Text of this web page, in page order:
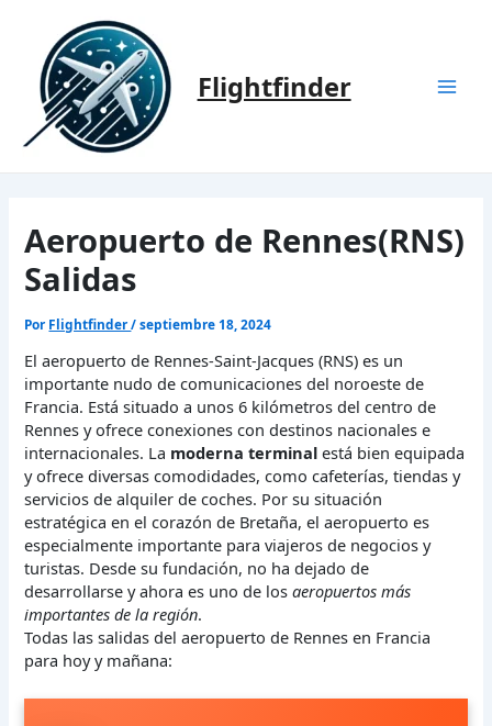
contenido
Flightfinder
Aeropuerto de Rennes(RNS)
Salidas
Por Flightfinder/septiembre 18, 2024
El aeropuerto de Rennes-Saint-Jacques (RNS) es un
importante nudo de comunicaciones del noroeste de
Francia. Está situado a unos 6 kilómetros del centro de
Rennes y ofrece conexiones con destinos nacionales e
internacionales. La moderna terminal está bien equipada
y ofrece diversas comodidades, como cafeterías, tiendas y
servicios de alquiler de coches. Por su situación
estratégica en el corazón de Bretaña, el aeropuerto es
especialmente importante para viajeros de negocios y
turistas. Desde su fundación, no ha dejado de
desarrollarse y ahora es uno de losaeropuertos más
importantes de la región.
Todas las salidas del aeropuerto de Rennes en Francia
para hoy y mañana: